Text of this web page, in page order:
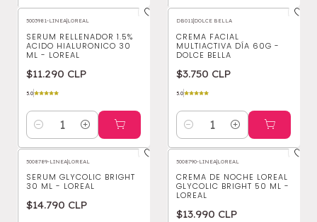
5003981-LINEA|LOREAL
SERUM RELLENADOR 1.5%
ACIDO HIALURONICO 30
ML - LOREAL
$11.290 CLP
5.0
Cantidad
DB011|DOLCE BELLA
CREMA FACIAL
MULTIACTIVA DÍA 60G -
DOLCE BELLA
$3.750 CLP
5.0
Cantidad
5008789-LINEA|LOREAL
SERUM GLYCOLIC BRIGHT
30 ML - LOREAL
$14.790 CLP
5008790-LINEA|LOREAL
CREMA DE NOCHE LOREAL
GLYCOLIC BRIGHT 50 ML -
LOREAL
$13.990 CLP